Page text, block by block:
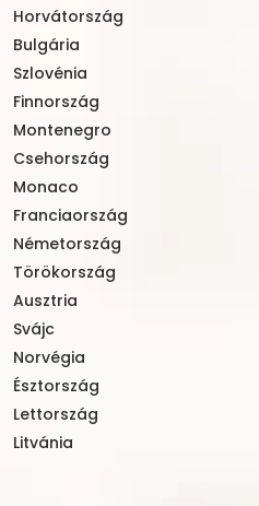
Horvátország
Bulgária
Szlovénia
Finnország
Montenegro
Csehország
Monaco
Franciaország
Németország
Törökország
Ausztria
Svájc
Norvégia
Észtország
Lettország
Litvánia